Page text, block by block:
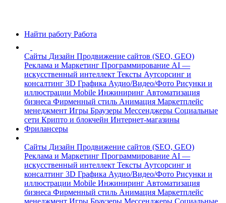
Найти работу Работа
Сайты Дизайн Продвижение сайтов (SEO, GEO)
Реклама и Маркетинг Программирование AI —
искусственный интеллект Тексты Аутсорсинг и
консалтинг 3D Графика Аудио/Видео/Фото Рисунки и
иллюстрации Mobile Инжиниринг Автоматизация
бизнеса Фирменный стиль Анимация Маркетплейс
менеджмент Игры Браузеры Мессенджеры Социальные
сети Крипто и блокчейн Интернет-магазины
Фрилансеры
Сайты Дизайн Продвижение сайтов (SEO, GEO)
Реклама и Маркетинг Программирование AI —
искусственный интеллект Тексты Аутсорсинг и
консалтинг 3D Графика Аудио/Видео/Фото Рисунки и
иллюстрации Mobile Инжиниринг Автоматизация
бизнеса Фирменный стиль Анимация Маркетплейс
менеджмент Игры Браузеры Мессенджеры Социальные